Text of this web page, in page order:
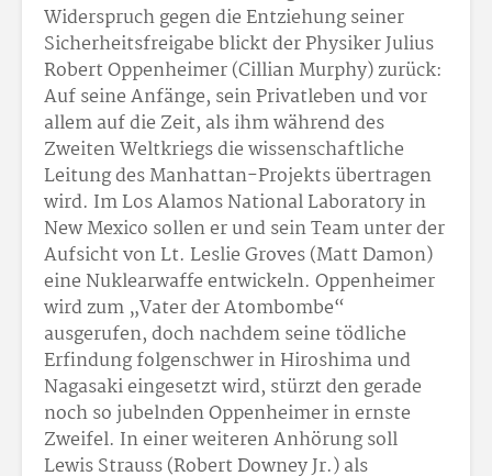
Widerspruch gegen die Entziehung seiner
Sicherheitsfreigabe blickt der Physiker Julius
Robert Oppenheimer (Cillian Murphy) zurück:
Auf seine Anfänge, sein Privatleben und vor
allem auf die Zeit, als ihm während des
Zweiten Weltkriegs die wissenschaftliche
Leitung des Manhattan-Projekts übertragen
wird. Im Los Alamos National Laboratory in
New Mexico sollen er und sein Team unter der
Aufsicht von Lt. Leslie Groves (Matt Damon)
eine Nuklearwaffe entwickeln. Oppenheimer
wird zum „Vater der Atombombe“
ausgerufen, doch nachdem seine tödliche
Erfindung folgenschwer in Hiroshima und
Nagasaki eingesetzt wird, stürzt den gerade
noch so jubelnden Oppenheimer in ernste
Zweifel. In einer weiteren Anhörung soll
Lewis Strauss (Robert Downey Jr.) als